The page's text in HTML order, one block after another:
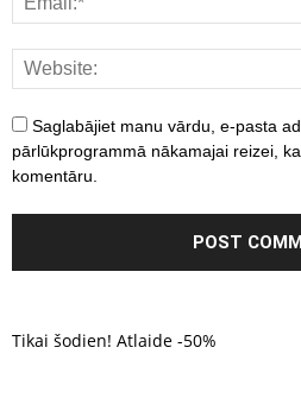
Saglabājiet manu vārdu, e-pasta
pārlūkprogrammā nākamajai reizei,
komentāru.
Tikai šodien! Atlaide -50%